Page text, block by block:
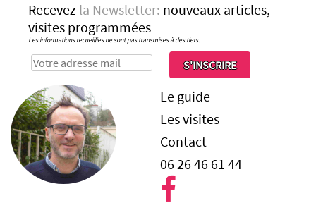
Recevez la Newsletter: nouveaux articles,
visites programmées
Les informations recueillies ne sont pas transmises à des tiers.
S'INSCRIRE
Le guide
Les visites
Contact
06 26 46 61 44